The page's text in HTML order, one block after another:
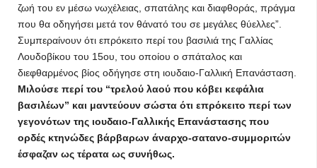
ζωή του εν μέσω νωχέλειας, σπατάλης και διαφθοράς, πράγμα
που θα οδηγήσει μετά τον θάνατό του σε μεγάλες θύελλες”.
Συμπεραίνουν ότι επρόκειτο περί του βασιλιά της Γαλλίας
Λουδοβίκου του 15ου, του οποίου ο σπάταλος και
διεφθαρμένος βίος οδήγησε στη ιουδαιο-Γαλλική Επανάσταση.
Μιλούσε περί του “τρελού λαού που κόβει κεφάλια
βασιλέων” και μαντεύουν σώστα ότι επρόκειτο περί των
γεγονότων της ιουδαιο-Γαλλικής Επανάστασης που
ορδές κτηνώδες βάρβαρων άναρχο-σατανο-συμμοριτών
έσφαζαν ως τέρατα ως συνήθως.